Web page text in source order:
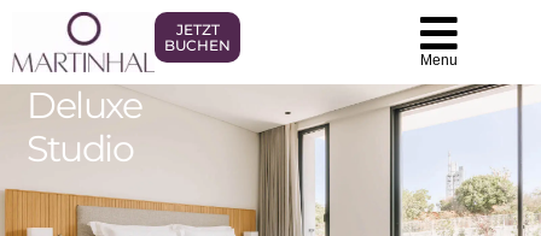
JETZT
BUCHEN
Menu
Deluxe
Studio